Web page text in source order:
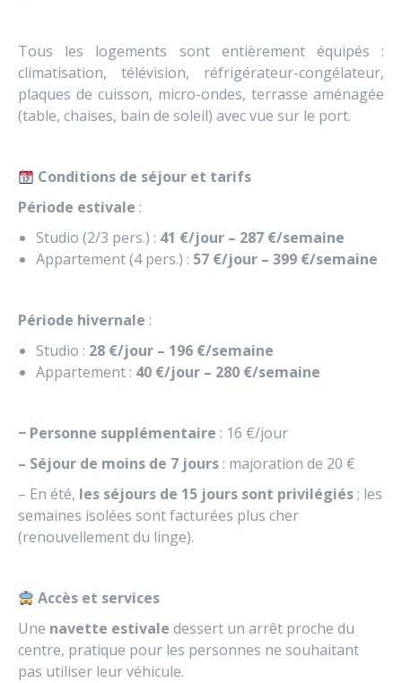
Tous les logements sont entièrement équipés :
climatisation, télévision, réfrigérateur-congélateur,
plaques de cuisson, micro-ondes, terrasse aménagée
(table, chaises, bain de soleil) avec vue sur le port.
Conditions de séjour et tarifs
Période estivale :
Studio (2/3 pers.) : 41 €/jour – 287 €/semaine
Appartement (4 pers.) : 57 €/jour – 399 €/semaine
Période hivernale :
Studio : 28 €/jour – 196 €/semaine
Appartement : 40 €/jour – 280 €/semaine
− Personne supplémentaire : 16 €/jour
– Séjour de moins de 7 jours : majoration de 20 €
– En été, les séjours de 15 jours sont privilégiés; les
semaines isolées sont facturées plus cher
(renouvellement du linge).
Accès et services
Une navette estivale dessert un arrêt proche du
centre, pratique pour les personnes ne souhaitant
pas utiliser leur véhicule.